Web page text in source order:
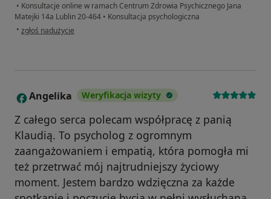
• Konsultacje online w ramach Centrum Zdrowia Psychicznego Jana
Matejki 14a Lublin 20-464 • Konsultacja psychologiczna
• w opinii użytkownika Karolina
zgłoś nadużycie
A Angelika Weryfikacja wizyty
Z całego serca polecam współpracę z panią
Klaudią. To psycholog z ogromnym
zaangażowaniem i empatią, która pomogła mi
też przetrwać mój najtrudniejszy życiowy
moment. Jestem bardzo wdzięczna za każde